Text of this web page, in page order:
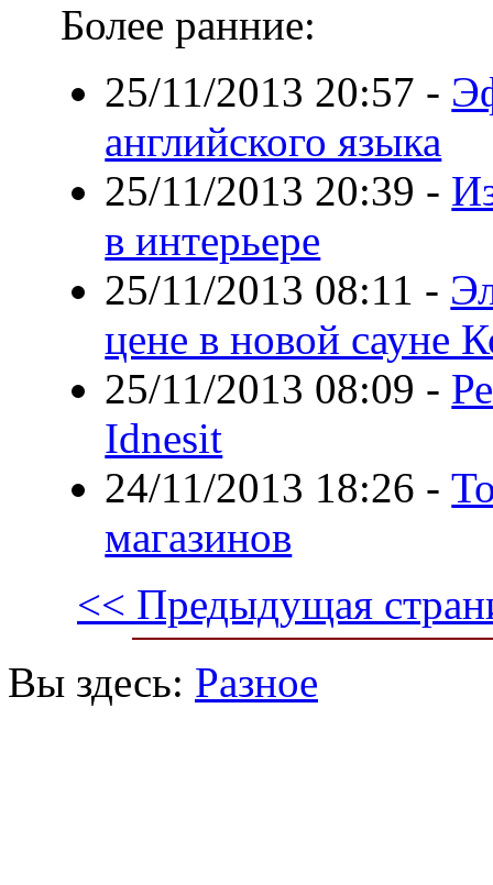
Более ранние:
25/11/2013 20:57 -
английского языка
25/11/2013 20:39 -
в интерьере
25/11/2013 08:11 -
цене в новой сауне
25/11/2013 08:09 -
Idnesit
24/11/2013 18:26 -
магазинов
<< Предыдущая
Вы здесь: Разное